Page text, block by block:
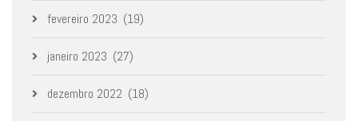
fevereiro 2023 (19)
janeiro 2023 (27)
dezembro 2022 (18)